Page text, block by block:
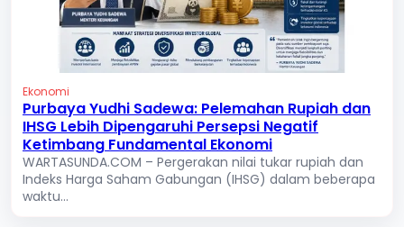
Ekonomi
Purbaya Yudhi Sadewa: Pelemahan Rupiah dan
IHSG Lebih Dipengaruhi Persepsi Negatif
Ketimbang Fundamental Ekonomi
WARTASUNDA.COM – Pergerakan nilai tukar rupiah dan
Indeks Harga Saham Gabungan (IHSG) dalam beberapa
waktu...